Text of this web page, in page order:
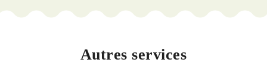
Autres services